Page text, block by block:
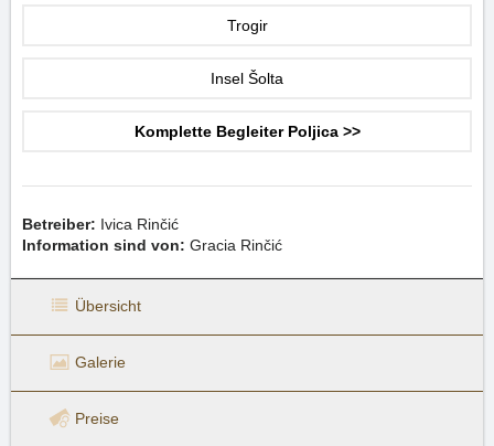
Trogir
Insel Šolta
Komplette Begleiter Poljica >>
Betreiber: Ivica Rinčić
Information sind von: Gracia Rinčić
Übersicht
Galerie
Preise